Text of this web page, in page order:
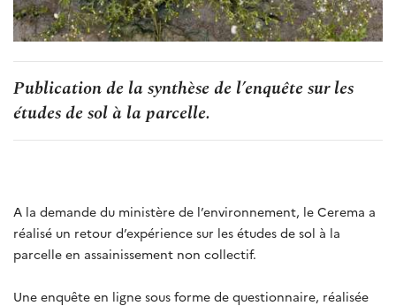
Publication de la synthèse de l’enquête sur les
études de sol à la parcelle.
A la demande du ministère de l’environnement, le Cerema a
réalisé un retour d’expérience sur les études de sol à la
parcelle en assainissement non collectif.
Une enquête en ligne sous forme de questionnaire, réalisée